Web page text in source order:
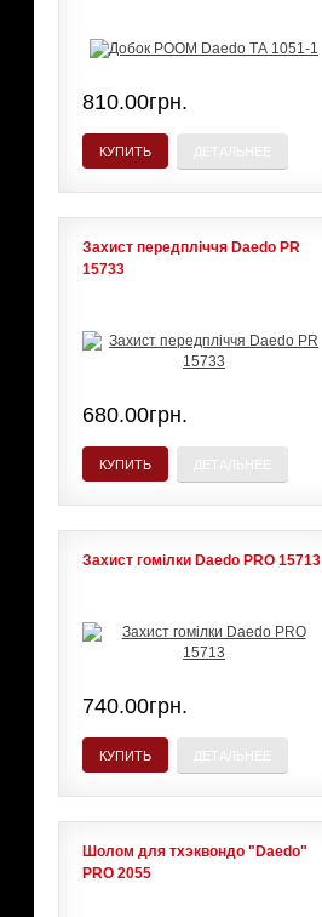
810.00грн.
КУПИТЬ
Захист передпліччя Daedo PR
15733
680.00грн.
КУПИТЬ
Захист гомілки Daedo PRO 15713
740.00грн.
КУПИТЬ
Шолом для тхэквондо "Daedo"
PRO 2055